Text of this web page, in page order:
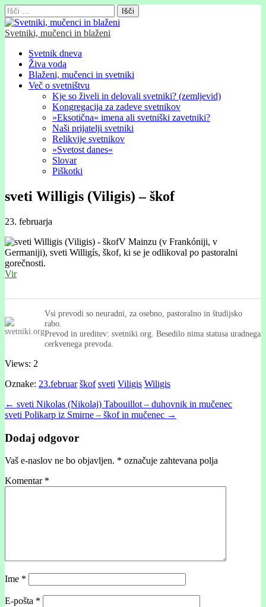
Išči:
Svetniki, mučenci in blaženi
Glavni
meni
Skip
content
Svetnik dneva
Živa voda
Blaženi, mučenci in svetniki
Več o svetništvu
Kje so živeli in delovali svetniki? (zemljevid)
Kongregacija za zadeve svetnikov
»Eksotična« imena ali svetniški zavetniki?
Naši prijatelji svetniki
Relikvije svetnikov
»Svetost danes«
Slovar
Piškotki
sveti Willigis (Viligis) – škof
23. februarja
V Mainzu (v Frankóniji, v
Germaniji), sveti Willigís, škof, ki se je odlikoval po pastoralni
gorečnosti.
Vir
Vsi prevodi so neuradni, za osebno, pastoralno in študijsko
rabo.
Prevod in ureditev: svetniki.org. Besedilo nima statusa uradnega
cerkvenega prevoda.
Views: 2
Oznake: 23.februar škof sveti Viligis Wiligis
Post
navigation
← sveti Nikolas (Nikolaj) Tabouillot – duhovnik in mučenec
sveti Polikarp iz Smirne – škof in mučenec →
Dodaj odgovor
Vaš e-naslov ne bo objavljen. * označuje zahtevana polja
Komentar *
Ime *
E-pošta *